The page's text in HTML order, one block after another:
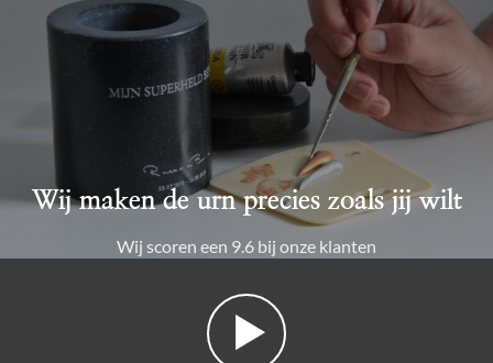
Wij maken de urn precies zoals jij wilt
Wij scoren een 9.6 bij onze klanten